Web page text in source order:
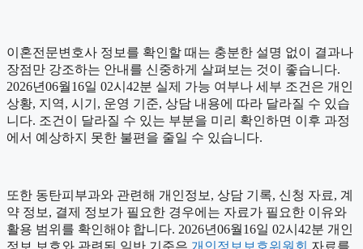
이혼전문변호사 정보를 확인할 때는 충분한 설명 없이 결과나
장점만 강조하는 안내를 신중하게 살펴보는 것이 좋습니다.
2026년06월16일 02시42분 실제 가능 여부나 세부 조건은 개인
상황, 지역, 시기, 운영 기준, 상담 내용에 따라 달라질 수 있습
니다. 조건이 달라질 수 있는 부분을 미리 확인하면 이후 과정
에서 예상하지 못한 불편을 줄일 수 있습니다.
또한 동탄피부과와 관련해 개인정보, 상담 기록, 신청 자료, 계
약 정보, 결제 정보가 필요한 경우에는 자료가 필요한 이유와
활용 범위를 확인해야 합니다. 2026년06월16일 02시42분 개인